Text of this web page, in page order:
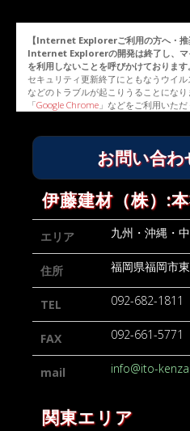
【Internet Explorerご利用の方へ・推
Internet Explorerの開発は終了し、
を利用しないことを呼びかけております。
セキュリティ更新終了にともなうウイ
などのトラブルが起こりうることにな
「Google Chrome 」などをご利用いた
お問い合
伊藤建材（株）:
エリア 九州・沖縄・
住所 福岡県福岡市
TEL 092-682-1811
FAX 092-661-5771
mail info@ito-
関東エリア